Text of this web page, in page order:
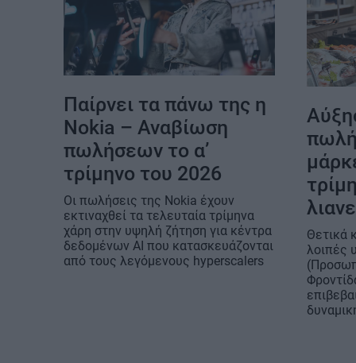
Παίρνει τα πάνω της η
Nokia – Αναβίωση
πωλήσεων το α’
τρίμηνο του 2026
Οι πωλήσεις της Nokia έχουν
εκτιναχθεί τα τελευταία τρίμηνα
χάρη στην υψηλή ζήτηση για κέντρα
δεδομένων AI που κατασκευάζονται
από τους λεγόμενους hyperscalers
Θετικά
λοιπές